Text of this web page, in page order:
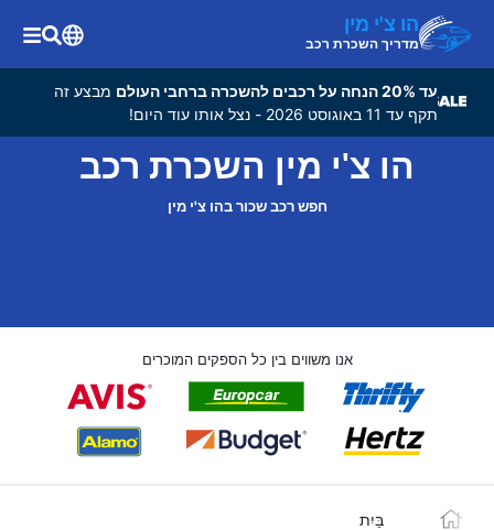
הו צ'י מין
מדריך השכרת רכב
עד 20% הנחה על רכבים להשכרה ברחבי העולם
מבצע זה
תקף עד 11 באוגוסט 2026 - נצל אותו עוד היום!
הו צ'י מין השכרת רכב
חפש רכב שכור בהו צ'י מין
אנו משווים בין כל הספקים המוכרים
בַּיִת